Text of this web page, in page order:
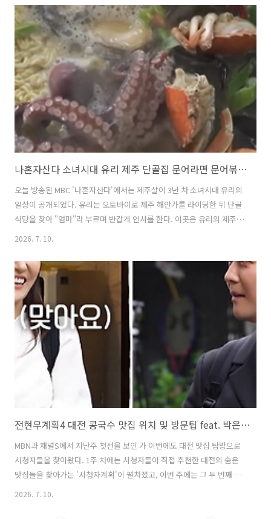
신인 원이의 단골 분식집에서 식사를 하며 그동안의 회포를 푸는 모습이
방송되었는데, 그 과정에서 상다리가 부러질 정도로 푸짐하게 차려진 음
식들이 눈길을 끌었다. 이번 글에서는 전지적참겨시점 리센트 편에서 멤
버들이 방문한 원이의 단골 분식집 포차에 대해서 자세히 알아본다. 1. 전
지적참견시점 전참시 리센느 원이 단골 거제 이모카세 분식집 포차 ..
나혼자산다 소녀시대 유리 제주 단골집 문어라면 문어볶음 맛집 위치 및 방문팁
오늘 방송된 MBC '나혼자산다'에서는 제주살이 3년 차 소녀시대 유리의
일상이 공개되었다. 유리는 오토바이로 제주 해안가를 라이딩한 뒤 단골
식당을 찾아 "엄마"라 부르며 반갑게 인사를 한다. 이곳은 유리의 제주
스럽게 직접 세팅을 하며 문어라면과 문어볶음을 폭풍 흡입하며 나혼산
패밀리와 시청자들의 눈길을 끌었다. 이번 글에서는 나혼자산다 소녀시
대 유리 편에서 공개된 유리의 제주 단골집이자 문어라면과 문어볶음 맛
집에 대해 자세히 알아본다. 1. 나혼자산다 나혼산 소녀시대 유리 제주 문
어라면 문어볶음 단골집은 어디? 나혼자산다 소녀시대 유리 편에서 공개
된 유리..
2026. 7. 10.
전현무계획4 대전 콩국수 맛집 위치 및 방문팁 feat. 박은영 셰프
MBN과 채널S에서 지난주 첫선을 보인 가 이번에도 대전 맛집 탐방으로
시청자들을 찾아왔다. 1주 차에는 시청자들이 직접 추천한 대전의 숨은
맛집들을 찾아가는 '시청자계획'이 펼쳐졌고, 이번 주에는 그 두 번째 이
야기, '시청자계획 2탄'이 전파를 탔다. 이번 편에서는 전현무와 곽튜브
2026. 7. 10.